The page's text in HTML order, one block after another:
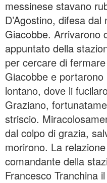
messinese stavano
D’Agostino, difesa
Giacobbe. Arrivarono
appuntato della
per cercare di
Giacobbe e
lontano, dove li
Graziano,
striscio.
dal colpo di grazia,
morirono. La
comandante della
Francesco Tranchina